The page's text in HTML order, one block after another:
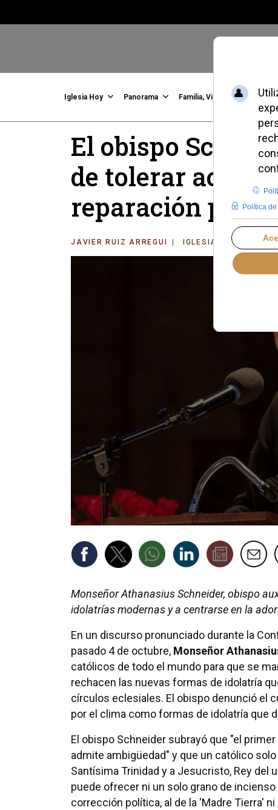
Iglesia Hoy Panorama Familia, Vida, Identidad
El obispo
de tolerar actos
reparación
JAVIER RUIZ ARREGUI IGLESIA HOY
Monseñor Athanasius Schneider, obispo
idolatrías modernas y a centrarse en la
En un discurso pronunciado durante la
pasado 4 de octubre, Monseñor
católicos de todo el mundo para que se
rechacen las nuevas formas de idolatría
círculos eclesiales. El obispo denunció el
por el clima como formas de idolatría que
El obispo Schneider subrayó que "el
admite ambigüedad" y que un católico solo
Santísima Trinidad y a Jesucristo, Rey del
puede ofrecer ni un solo grano de incienso
corrección política, al de la 'Madre Tierra'